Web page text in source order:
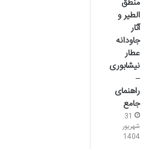
منطق
الطیر و
آثار
جاودانه
عطار
نیشابوری
–
راهنمای
جامع
31
شهریور
1404